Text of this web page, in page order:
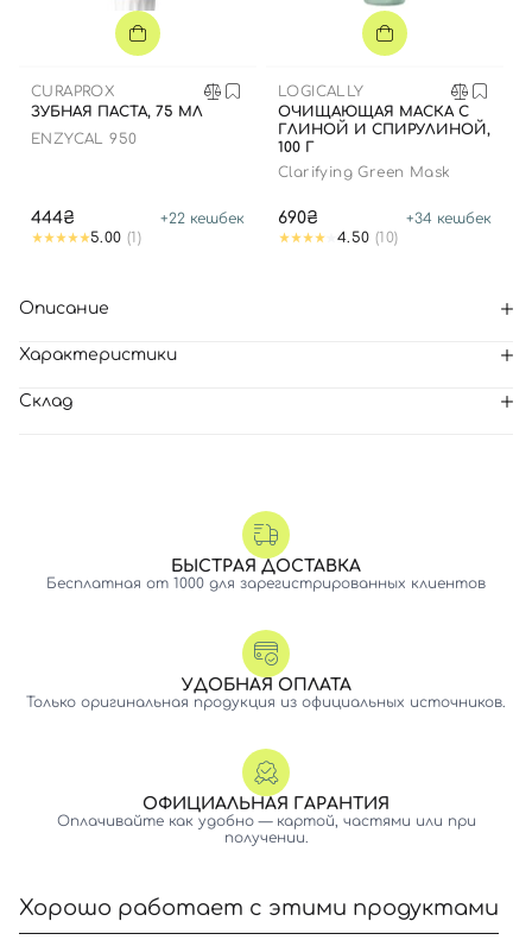
CURAPROX
ЗУБНАЯ ПАСТА, 75 МЛ
ENZYCAL 950
444₴ +22 кешбек
5.00 (1)
LOGICALLY
ОЧИЩАЮЩАЯ МАСКА С
ГЛИНОЙ И СПИРУЛИНОЙ,
100 Г
Clarifying Green Mask
690₴ +34 кешбек
4.50 (10)
Описание
Характеристики
Склад
БЫСТРАЯ ДОСТАВКА
Бесплатная от 1000 для зарегистрированных клиентов
УДОБНАЯ ОПЛАТА
Только оригинальная продукция из официальных источников.
ОФИЦИАЛЬНАЯ ГАРАНТИЯ
Оплачивайте как удобно — картой, частями или при
получении.
Хорошо работает с этими продуктами